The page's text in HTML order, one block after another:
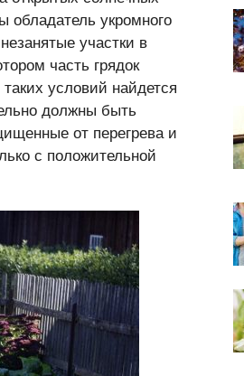
укромного
участки в
часть грядок
условий найдется
должны быть
от перегрева и
с положительной